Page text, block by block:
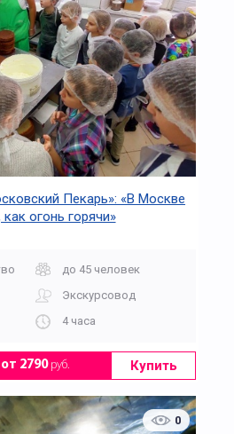
Пекарь»: «В Москве
как огонь горячи»
до 45 человек
Экскурсовод
4 часа
от 2790руб. Купить
0